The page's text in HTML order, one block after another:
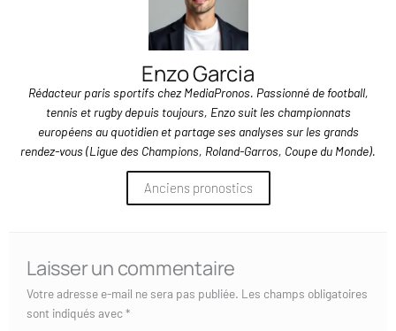
Enzo Garcia
Rédacteur paris sportifs chez MediaPronos. Passionné de football,
tennis et rugby depuis toujours, Enzo suit les championnats
européens au quotidien et partage ses analyses sur les grands
rendez-vous (Ligue des Champions, Roland-Garros, Coupe du Monde).
Anciens pronostics
Laisser un commentaire
Votre adresse e-mail ne sera pas publiée. Les champs obligatoires
sont indiqués avec*